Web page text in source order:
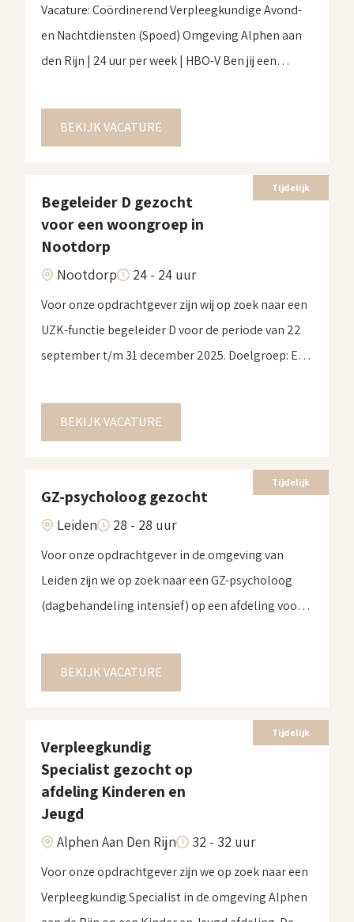
Vacature: Coördinerend Verpleegkundige Avond-
en Nachtdiensten (Spoed) Omgeving Alphen aan
den Rijn | 24 uur per week | HBO-V Ben jij een
neemt en juist tijdens de avond- en nachturen het
verschil maakt? Voor een zorgorganisatie binnen
BEKIJK VACATURE
Tijdelijk
Begeleider D gezocht
voor een woongroep in
Nootdorp
Nootdorp 24 - 24 uur
Voor onze opdrachtgever zijn wij op zoek naar een
UZK-functie begeleider D voor de periode van 22
september t/m 31 december 2025. Doelgroep: EVB
agressie.Benodigde kwalificaties: Medicatie, ADL,
Epilepsie, kennis op gebied van zorgplannen.
verstandelijke beperking […]
BEKIJK VACATURE
Tijdelijk
GZ-psycholoog gezocht
Leiden 28 - 28 uur
Voor onze opdrachtgever in de omgeving van
Leiden zijn we op zoek naar een GZ-psycholoog
(dagbehandeling intensief) op een afdeling voor
detaceringsopdracht voor de periode van 15
september tot 31 december 2025 voor 28 uur per
BEKIJK VACATURE
Tijdelijk
Verpleegkundig
Specialist gezocht op
afdeling Kinderen en
Jeugd
Alphen Aan Den Rijn 32 - 32 uur
Voor onze opdrachtgever zijn we op zoek naar een
Verpleegkundig Specialist in de omgeving Alphen